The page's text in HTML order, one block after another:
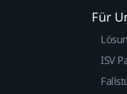
Für
ISV